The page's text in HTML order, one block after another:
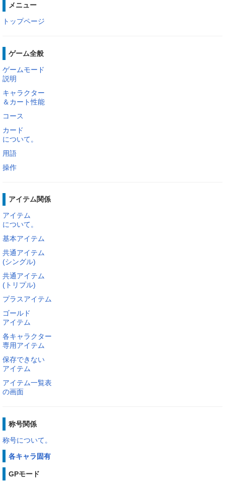
メニュー
トップページ
ゲーム全般
ゲームモード
説明
キャラクター
＆カート性能
コース
カード
について。
用語
操作
アイテム関係
アイテム
について。
基本アイテム
共通アイテム
(シングル)
共通アイテム
(トリプル)
プラスアイテム
ゴールド
アイテム
各キャラクター
専用アイテム
保存できない
アイテム
アイテム一覧表
の画面
称号関係
称号について。
各キャラ固有
GPモード